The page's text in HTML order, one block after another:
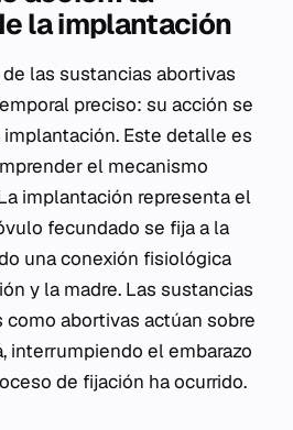
la implantación
las sustancias abortivas
preciso: su acción se
Este detalle es
el mecanismo
implantación representa el
fecundado se fija a la
una conexión fisiológica
y la madre. Las sustancias
abortivas actúan sobre
interrumpiendo el embarazo
de fijación ha ocurrido.